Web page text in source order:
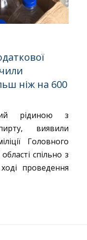
ніж на 600
рідиною з
виявили
Головного
спільно з
проведення